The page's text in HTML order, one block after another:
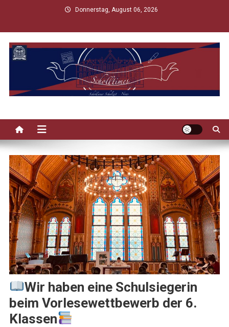
content
Donnerstag, August 06, 2026
Wir haben eine Schulsiegerin
beim Vorlesewettbewerb der 6.
Klassen